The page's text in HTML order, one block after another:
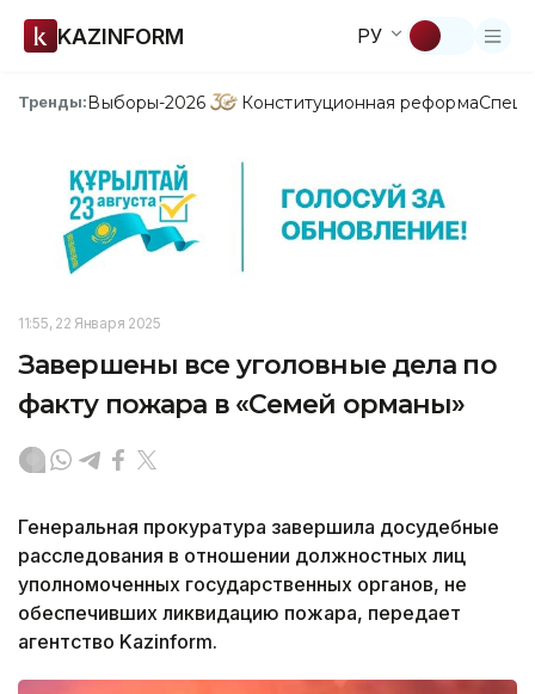
KAZINFORM РУ
Тренды:Выборы-2026 Конституционная реформа
11:55, 22 Января 2025
Завершены все уголовные дела по
факту пожара в «Семей орманы»
Генеральная прокуратура завершила досудебные
расследования в отношении должностных лиц
уполномоченных государственных органов, не
обеспечивших ликвидацию пожара, передает
агентство Kazinform.